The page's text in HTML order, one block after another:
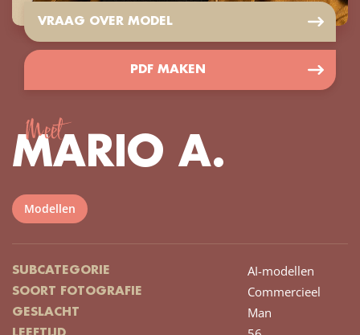
VRAAG OVER MODEL
PDF MAKEN
Meet
MARIO A.
Modellen
SUBCATEGORIE AI-modellen
SOORT FOTOGRAFIE Commercieel
GESLACHT Man